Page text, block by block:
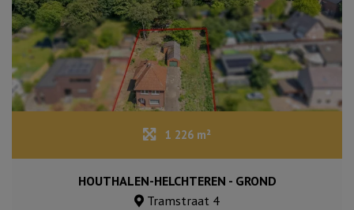
1 226 m²
HOUTHALEN-HELCHTEREN - GROND
Tramstraat 4